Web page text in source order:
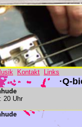
Kontakt Links
·Q-
20 Uhr